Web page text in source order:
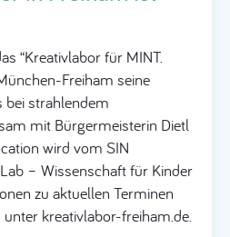
“Kreativlabor für MINT.
Freiham seine
bei strahlendem
mit Bürgermeisterin Dietl
wird vom SIN
– Wissenschaft für Kinder
zu aktuellen Terminen
kreativlabor-freiham.de.